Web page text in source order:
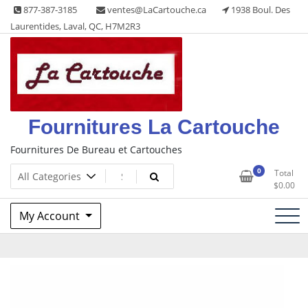
Skip
content
877-387-3185 ventes@LaCartouche.ca
1938 Boul. Des
Laurentides, Laval, QC, H7M2R3
Fournitures La Cartouche
Fournitures De Bureau et Cartouches
0
Total
$0.00
My Account